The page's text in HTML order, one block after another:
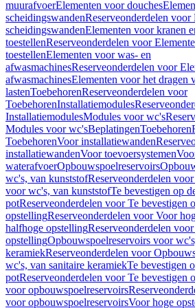
muurafvoerElementen voor douches
scheidingswandenReserveonderdelen
scheidingswandenElementen voor kranen
toestellenReserveonderdelen voor
toestellenElementen voor was- en
afwasmachinesReserveonderdelen voor
afwasmachinesElementen voor het dragen
lastenToebehorenReserveonderdelen voor
ToebehorenInstallatiemodules
InstallatiemodulesModules voor wc's
Modules voor wc'sBeplatingenToebehoren
ToebehorenVoor installatiewanden
installatiewandenVoor toevoersystemen
waterafvoerOpbouwspoelreservoirs
wc's, van kunststofReserveonderdelen
voor wc's, van kunststofTe bevestigen op
potReserveonderdelen voor Te bevestigen
opstellingReserveonderdelen voor Voor
halfhoge opstellingReserveonderdelen
opstellingOpbouwspoelreservoirs voor
keramiekReserveonderdelen voor
wc's, van sanitaire keramiekTe bevestigen
potReserveonderdelen voor Te bevestigen
voor opbouwspoelreservoirs
voor opbouwspoelreservoirsVoor hoge